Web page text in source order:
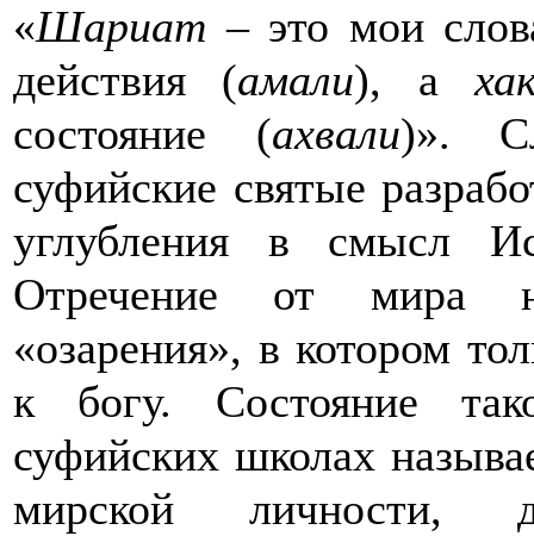
«Шариат – это мои
действия (амали), а
состояние (ахвали)».
суфийские святые
углубления в смысл
Отречение от мира
«озарения», в котором
к богу. Состояние
суфийских школах
мирской личности,